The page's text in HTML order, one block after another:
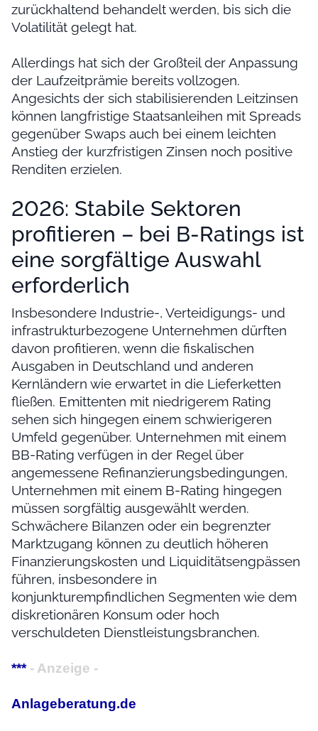
zurückhaltend behandelt werden, bis sich die
Volatilität gelegt hat.
Allerdings hat sich der Großteil der Anpassung
der Laufzeitprämie bereits vollzogen.
Angesichts der sich stabilisierenden Leitzinsen
können langfristige Staatsanleihen mit Spreads
gegenüber Swaps auch bei einem leichten
Anstieg der kurzfristigen Zinsen noch positive
Renditen erzielen.
2026: Stabile Sektoren
profitieren – bei B-Ratings ist
eine sorgfältige Auswahl
erforderlich
Insbesondere Industrie-, Verteidigungs- und
infrastrukturbezogene Unternehmen dürften
davon profitieren, wenn die fiskalischen
Ausgaben in Deutschland und anderen
Kernländern wie erwartet in die Lieferketten
fließen. Emittenten mit niedrigerem Rating
sehen sich hingegen einem schwierigeren
Umfeld gegenüber. Unternehmen mit einem
BB-Rating verfügen in der Regel über
angemessene Refinanzierungsbedingungen,
Unternehmen mit einem B-Rating hingegen
müssen sorgfältig ausgewählt werden.
Schwächere Bilanzen oder ein begrenzter
Marktzugang können zu deutlich höheren
Finanzierungskosten und Liquiditätsengpässen
führen, insbesondere in
konjunkturempfindlichen Segmenten wie dem
diskretionären Konsum oder hoch
verschuldeten Dienstleistungsbranchen.
*** - Anzeige -
Anlageberatung.de